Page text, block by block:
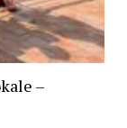
–